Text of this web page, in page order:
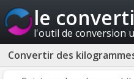
le
l'outil de conversion
Convertir des